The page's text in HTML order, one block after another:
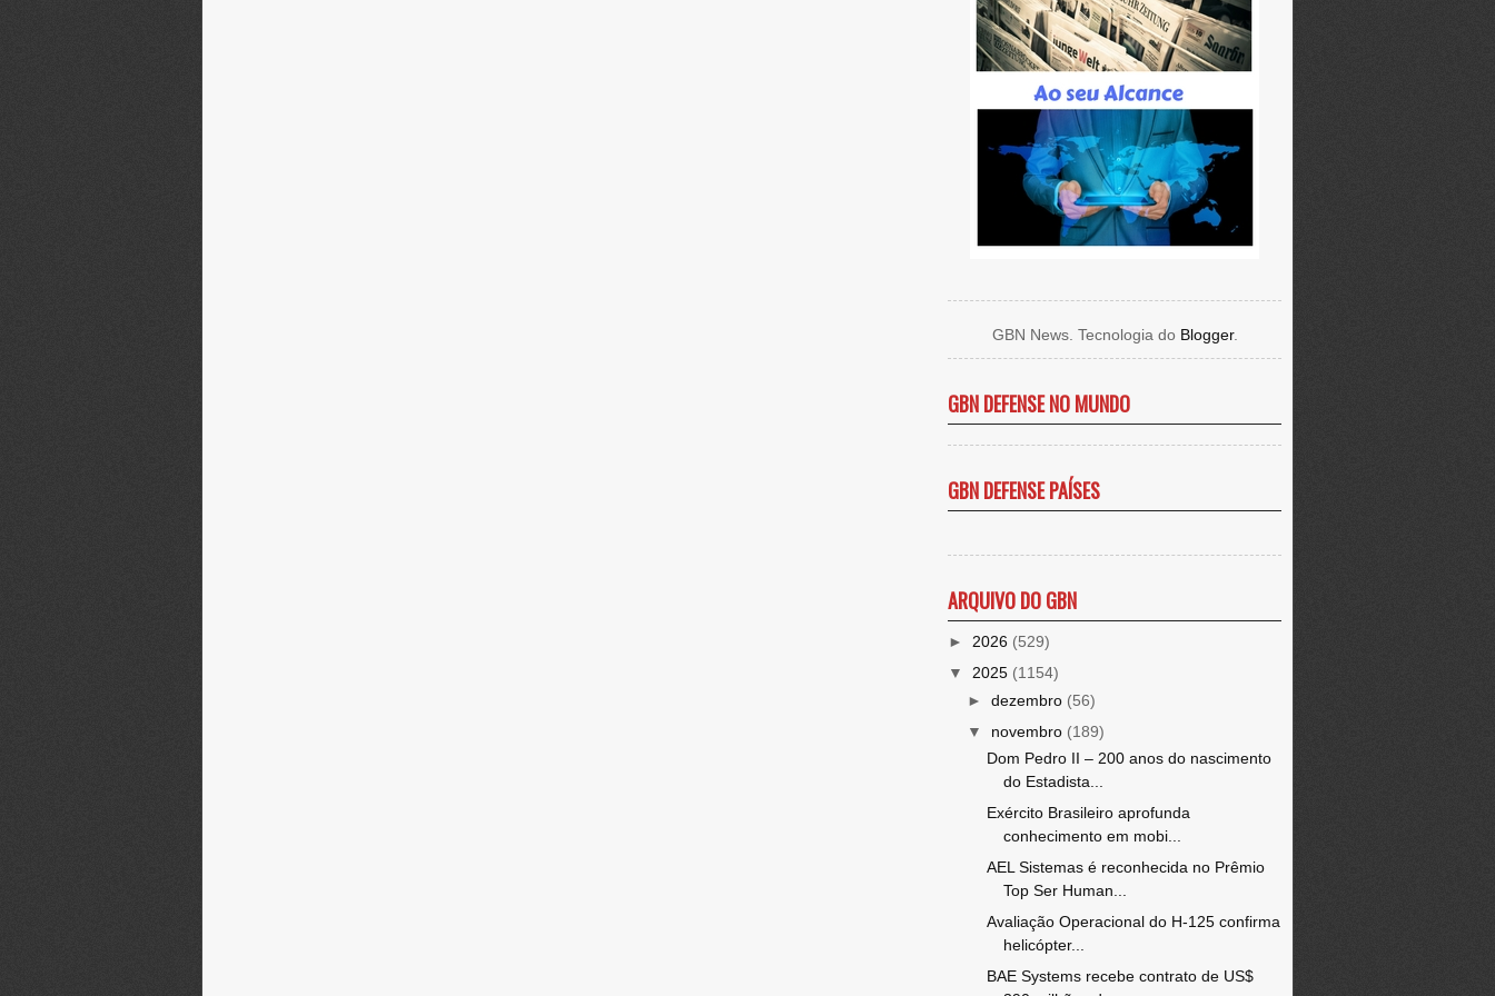
GBN News. Tecnologia do Blogger.
GBN DEFENSE NO MUNDO
GBN DEFENSE PAÍSES
ARQUIVO DO GBN
► 2026 (529)
▼ 2025 (1154)
► dezembro (56)
▼ novembro (189)
Dom Pedro II – 200 anos do nascimento
do Estadista...
Exército Brasileiro aprofunda
conhecimento em mobi...
AEL Sistemas é reconhecida no Prêmio
Top Ser Human...
Avaliação Operacional do H-125 confirma
helicópter...
BAE Systems recebe contrato de US$